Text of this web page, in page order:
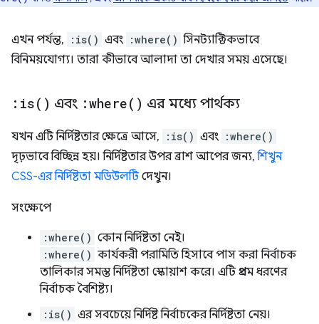
এখন পর্যন্ত, :is() এবং :where() সিনট্যাক্টিকভাবে
বিনিময়যোগ্য। তারা কীভাবে আলাদা তা দেখার সময় এসেছে।
: is( ) এবং :where( ) এর মধ্যে পার্থক্য
যখন এটি নির্দিষ্টতার ক্ষেত্রে আসে, :is() এবং :where()
দৃঢ়ভাবে বিচ্ছিন্ন হয়। নির্দিষ্টতার উপর ব্রাশ আপের জন্য,শিখুন
CSS-এর নির্দিষ্টতা মডিউলটিদেখুন।
সংক্ষেপে
:where() কোন নির্দিষ্টতা নেই।
:where() কার্যকরী পরামিতি হিসাবে পাস করা নির্বাচক
তালিকার সমস্ত নির্দিষ্টতা স্কোয়াশ করে। এটি প্রথম ধরণের
নির্বাচক বৈশিষ্ট্য।
:is() এর সবচেয়ে নির্দিষ্ট নির্বাচকের নির্দিষ্টতা নেয়।